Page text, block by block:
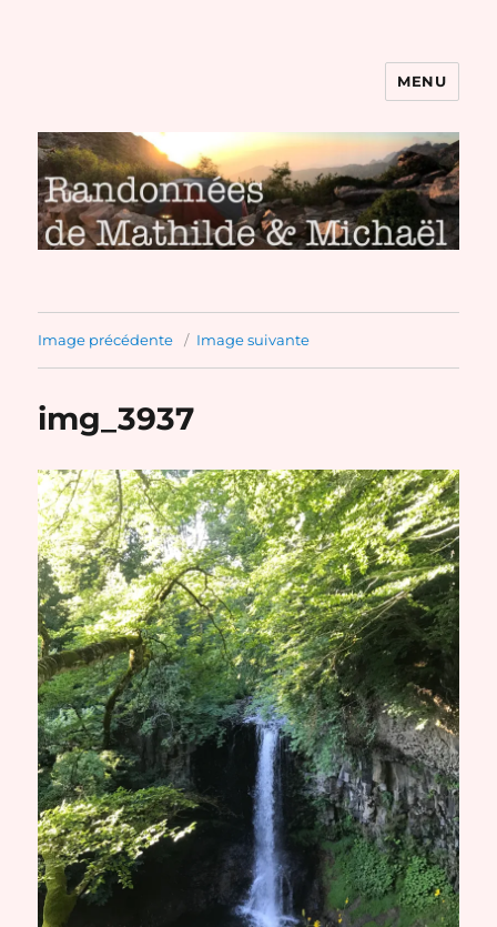
Randonnées de Mathilde et
Michaël
MENU
Image précédente Image suivante
img_3937